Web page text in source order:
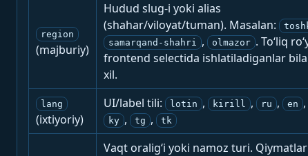
region
(majburiy)
Hudud slug-i yoki alias
(shahar/viloyat/tuman). Masalan:
samarqand-shahri , olmazor . To‘liq
frontend selectida ishlatiladiganlar
xil.
lang
(ixtiyoriy)
UI/label tili: lotin , kirill , ru , en ,
ky , tg , tk
Vaqt oralig‘i yoki namoz turi.